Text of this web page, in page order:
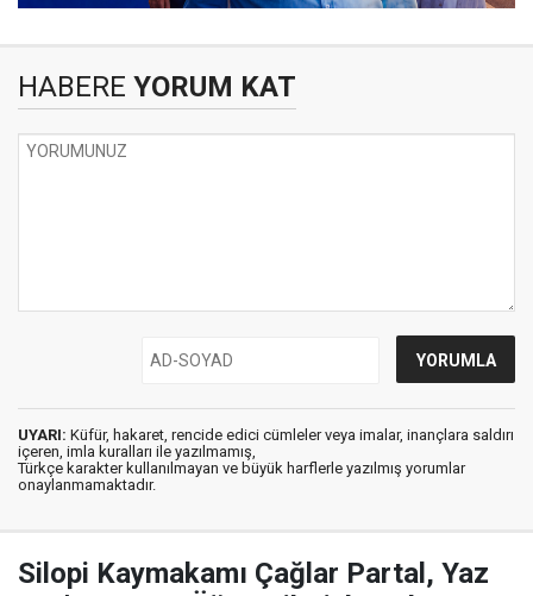
HABERE YORUM KAT
UYARI: Küfür, hakaret, rencide edici cümleler veya imalar, inançlara saldırı
içeren, imla kuralları ile yazılmamış,
Türkçe karakter kullanılmayan ve büyük harflerle yazılmış yorumlar
onaylanmamaktadır.
Silopi Kaymakamı Çağlar Partal, Yaz